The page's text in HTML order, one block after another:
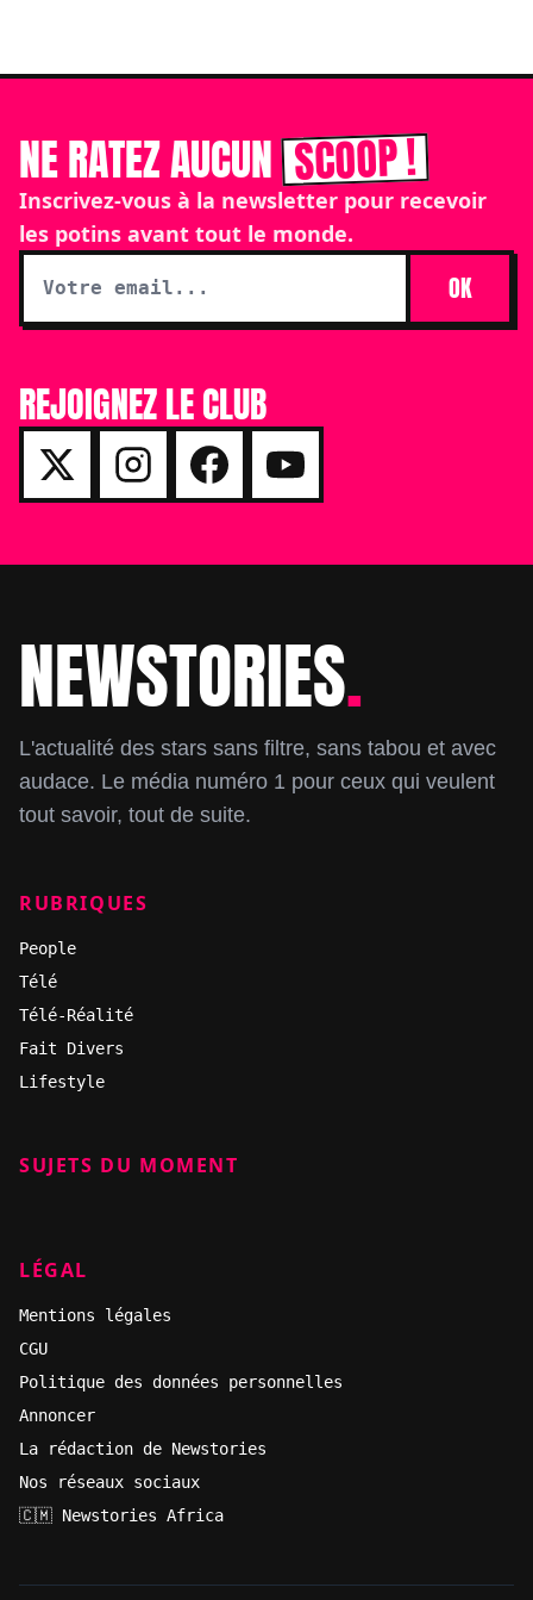
NE RATEZ AUCUNSCOOP !
Inscrivez-vous à la newsletter pour recevoir
les potins avant tout le monde.
OK
REJOIGNEZ LE CLUB
FooterNEWSTORIES.
L'actualité des stars sans filtre, sans tabou et avec
audace. Le média numéro 1 pour ceux qui veulent
tout savoir, tout de suite.
RUBRIQUES
People
Télé
Télé-Réalité
Fait Divers
Lifestyle
SUJETS DU MOMENT
LÉGAL
Mentions légales
CGU
Politique des données personnelles
Annoncer
La rédaction de Newstories
Nos réseaux sociaux
🇨🇲 Newstories Africa